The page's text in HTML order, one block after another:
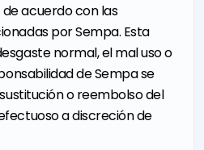
acuerdo con las
por Sempa. Esta
normal, el mal uso o
de Sempa se
o reembolso del
a discreción de